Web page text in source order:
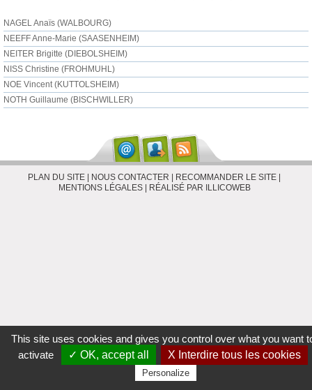
NAGEL Anaïs (WALBOURG)
NEEFF Anne-Marie (SAASENHEIM)
NEITER Brigitte (DIEBOLSHEIM)
NISS Christine (FROHMUHL)
NOE Vincent (KUTTOLSHEIM)
NOTH Guillaume (BISCHWILLER)
PLAN DU SITE NOUS CONTACTER RECOMMANDER LE SITE
MENTIONS LÉGALES| RÉALISÉ PAR ILLICOWEB
This site uses cookies and gives you control over what you want
activate
✓ OK, accept all X Interdire tous les cookies
Personalize